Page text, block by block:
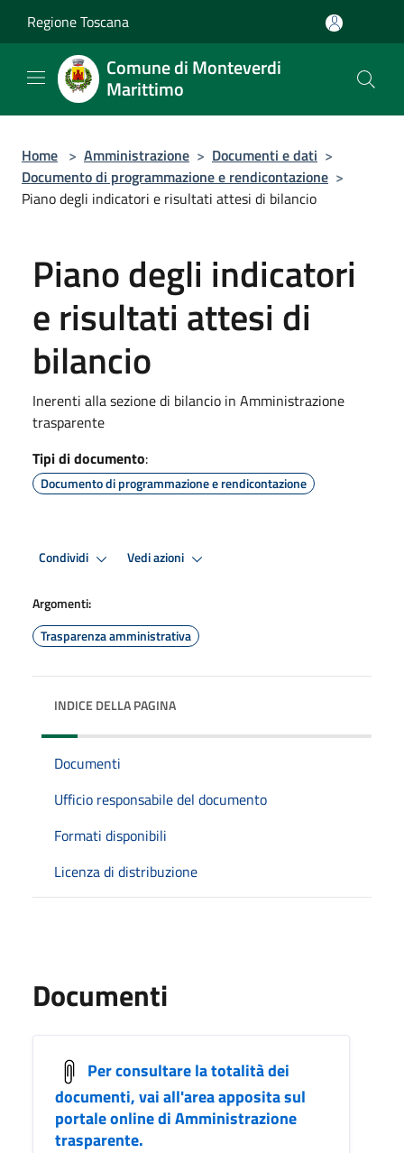
Regione Toscana
Comune di Monteverdi
Marittimo
Home > Amministrazione > Documenti e dati >
Documento di programmazione e rendicontazione >
Piano degli indicatori e risultati attesi di bilancio
Piano degli indicatori
e risultati attesi di
bilancio
Inerenti alla sezione di bilancio in Amministrazione
trasparente
Tipi di documento:
Documento di programmazione e rendicontazione
Condividi Vedi azioni
Argomenti:
Trasparenza amministrativa
INDICE DELLA PAGINA
Documenti
Ufficio responsabile del documento
Formati disponibili
Licenza di distribuzione
Documenti
Per consultare la totalità dei
documenti, vai all'area apposita sul
portale online di Amministrazione
trasparente.